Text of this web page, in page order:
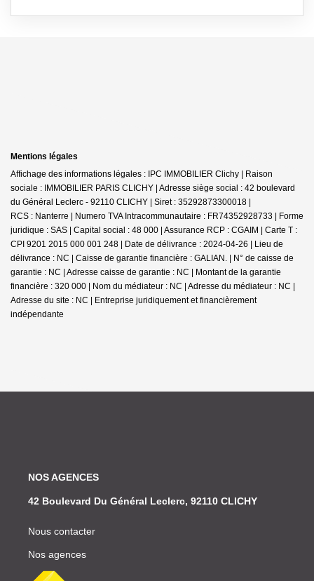
Mentions légales
Affichage des informations légales : IPC IMMOBILIER Clichy | Raison
sociale : IMMOBILIER PARIS CLICHY | Adresse siège social : 42 boulevard
du Général Leclerc - 92110 CLICHY | Siret : 35292873300018 |
RCS : Nanterre | Numero TVA Intracommunautaire : FR74352928733 | Forme
juridique : SAS | Capital social : 48 000 | Assurance RCP : CGAIM | Carte T :
CPI 9201 2015 000 001 248 | Date de délivrance : 2024-04-26 | Lieu de
délivrance : NC | Caisse de garantie financière : GALIAN. | N° de caisse de
garantie : NC | Adresse caisse de garantie : NC | Montant de la garantie
financière : 320 000 | Nom du médiateur : NC | Adresse du médiateur : NC |
Adresse du site : NC | Entreprise juridiquement et financièrement
indépendante
NOS AGENCES
42 Boulevard Du Général Leclerc, 92110 CLICHY
Nous contacter
Nos agences